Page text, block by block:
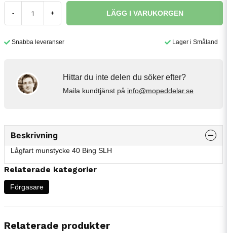
- + LÄGG I VARUKORGEN
Snabba leveranser Lager i Småland
Hittar du inte delen du söker efter?
Maila kundtjänst på info@mopeddelar.se
Beskrivning
Lågfart munstycke 40 Bing SLH
Relaterade kategorier
Förgasare
Relaterade produkter